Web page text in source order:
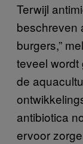
Terwijl
beschreven
burgers,”
teveel wordt
de
antibiotica
ervoor